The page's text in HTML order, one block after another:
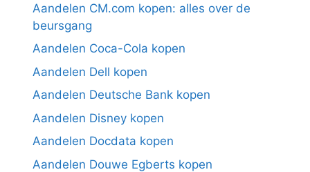
Aandelen CM.com kopen: alles over de
beursgang
Aandelen Coca-Cola kopen
Aandelen Dell kopen
Aandelen Deutsche Bank kopen
Aandelen Disney kopen
Aandelen Docdata kopen
Aandelen Douwe Egberts kopen